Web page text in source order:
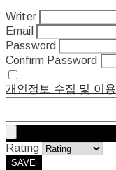
Writer
Email
Password
Confirm Password
개인정보 수집 및 이용
Rating
SAVE